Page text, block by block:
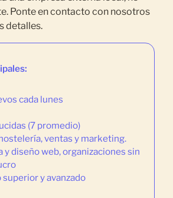
Ponte en contacto con nosotros
detalles.
cada lunes
(7 promedio)
ventas y marketing.
y diseño web, organizaciones sin
y avanzado